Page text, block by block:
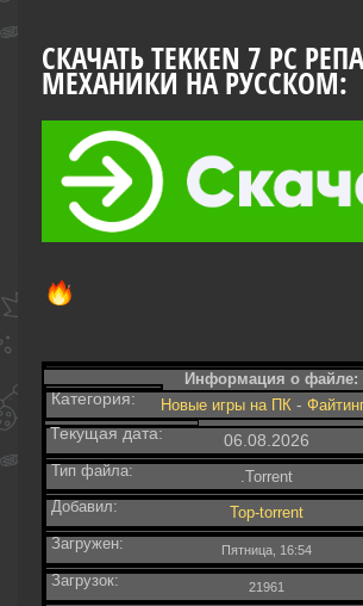
СКАЧАТЬ TEKKEN 7 PC
МЕХАНИКИ НА РУССКОМ:
Информация о файле:
Категория: Новые игры на ПК -
Текущая дата: 06.08.2026
Тип файла:
.Torrent
Добавил:
Top-torrent
Загружен:
Пятница, 16:54
Загрузок: 21961